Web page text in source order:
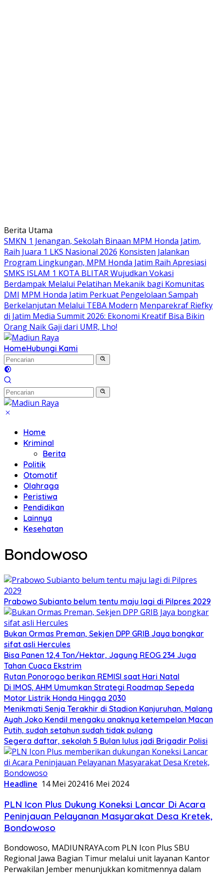
Langsung
ke
konten
Berita Utama
SMKN 1 Jenangan, Sekolah Binaan MPM Honda Jatim,
Raih Juara 1 LKS Nasional 2026 Konsisten Jalankan
Program Lingkungan, MPM Honda Jatim Raih Apresiasi
SMKS ISLAM 1 KOTA BLITAR Wujudkan Vokasi
Berdampak Melalui Pelatihan Mekanik bagi Komunitas
DMI MPM Honda Jatim Perkuat Pengelolaan Sampah
Berkelanjutan Melalui TEBA Modern Menparekraf Riefky
di Jatim Media Summit 2026: Ekonomi Kreatif Bisa Bikin
Orang Naik Gaji dari UMR, Lho!
HomeHubungi Kami
Home
Kriminal
Berita
Politik
Otomotif
Olahraga
Peristiwa
Pendidikan
Lainnya
Kesehatan
Bondowoso
Prabowo Subianto belum tentu maju lagi di Pilpres 2029
Bukan Ormas Preman, Sekjen DPP GRIB Jaya bongkar
sifat asli Hercules
Bisa Panen 12,4 Ton/Hektar, Jagung REOG 234 Juga
Tahan Cuaca Ekstrim
Rutan Ponorogo berikan REMISI saat Hari Natal
Di IMOS, AHM Umumkan Strategi Roadmap Sepeda
Motor Listrik Honda Hingga 2030
Menikmati Senja Terakhir di Stadion Kanjuruhan, Malang
Ayah Joko Kendil mengaku anaknya ketempelan Macan
Putih, sudah setahun sudah tidak pulang
Segera daftar, sekolah 5 Bulan lulus jadi Brigadir Polisi
Headline 14 Mei 202416 Mei 2024
PLN Icon Plus Dukung Koneksi Lancar Di Acara
Peninjauan Pelayanan Masyarakat Desa Kretek,
Bondowoso
Bondowoso, MADIUNRAYA.com PLN Icon Plus SBU
Regional Jawa Bagian Timur melalui unit layanan Kantor
Perwakilan Jember menunjukkan komitmennya dalam